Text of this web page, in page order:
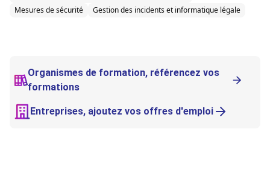
Mesures de sécurité
Gestion des incidents et informatique légale
Organismes de formation, référencez vos
formations
Entreprises, ajoutez vos offres d'emploi